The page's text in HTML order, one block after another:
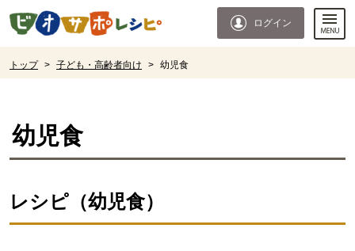
ページの先頭です。
ログイン
トップ > 子ども・高齢者向け > 幼児食
幼児食
レシピ（幼児食）